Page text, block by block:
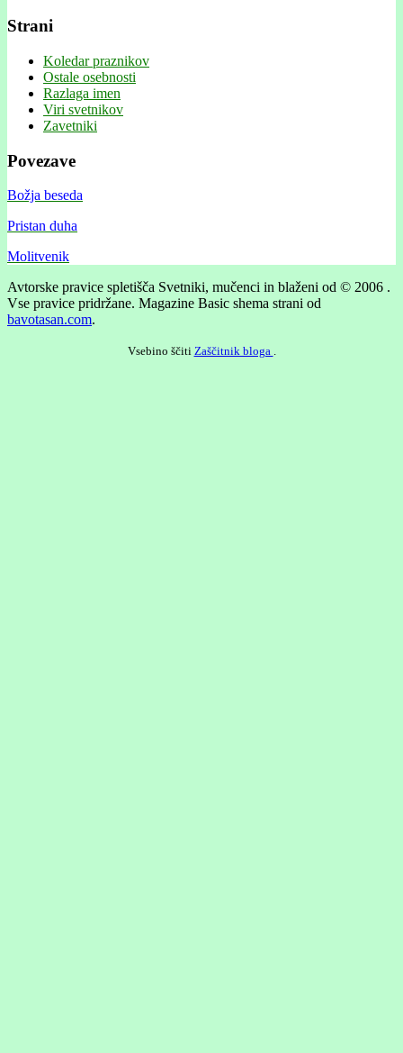
Strani
Koledar praznikov
Ostale osebnosti
Razlaga imen
Viri svetnikov
Zavetniki
Povezave
Božja beseda
Pristan duha
Molitvenik
Avtorske pravice spletišča Svetniki, mučenci in blaženi od © 2006 .
Vse pravice pridržane. Magazine Basic shema strani od
bavotasan.com.
Vsebino ščiti Zaščitnik bloga .